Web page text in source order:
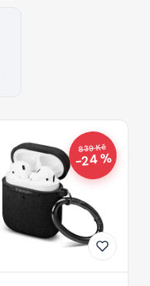
839 Kč
−24 %